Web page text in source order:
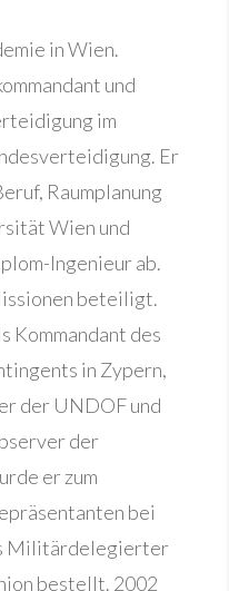
in Wien.
und
im
Er
Raumplanung
Wien und
Ingenieur ab.
beteiligt.
Kommandant des
in Zypern,
der UNDOF und
der
er zum
bei
Militärdelegierter
bestellt. 2002